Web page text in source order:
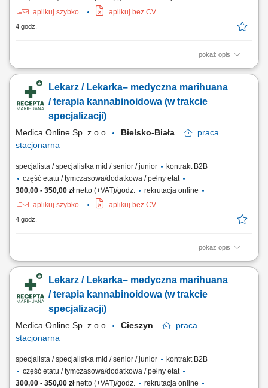
aplikuj szybko
aplikuj bez CV
4 godz.
pokaż opis
Opis stanowiska Prowadzenie konsultacji lekarskich z pacjentami w
zakresie terapii opartej o medyczną marihuanę; Ocena wskazań do
leczenia oraz dobór indywidualnych zaleceń terapeutycznych;
Prowadzenie dokumentacji medycznej zgodnie z obowiązującymi
standardami; Praca w gabinecie stacjonarnym...
Lekarz / Lekarka– medyczna marihuana
/ terapia kannabinoidowa (w trakcie
specjalizacji)
Medica Online Sp. z o.o. Bielsko-Biała
praca
stacjonarna
specjalista / specjalistka mid / senior / junior
kontrakt B2B
część etatu / tymczasowa/dodatkowa / pełny etat
300,00 - 350,00 złnetto (+VAT)/godz.
rekrutacja online
aplikuj szybko
aplikuj bez CV
4 godz.
pokaż opis
Opis stanowiska Prowadzenie konsultacji lekarskich z pacjentami w
zakresie terapii opartej o medyczną marihuanę; Ocena wskazań do
leczenia oraz dobór indywidualnych zaleceń terapeutycznych;
Prowadzenie dokumentacji medycznej zgodnie z obowiązującymi
standardami; Praca w gabinecie stacjonarnym...
Lekarz / Lekarka– medyczna marihuana
/ terapia kannabinoidowa (w trakcie
specjalizacji)
Medica Online Sp. z o.o. Cieszyn
praca
stacjonarna
specjalista / specjalistka mid / senior / junior
kontrakt B2B
część etatu / tymczasowa/dodatkowa / pełny etat
300,00 - 350,00 złnetto (+VAT)/godz.
rekrutacja online